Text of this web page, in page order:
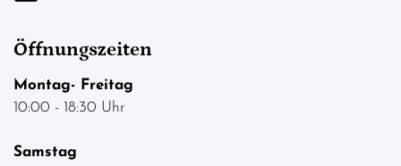
Öffnungszeiten
Montag- Freitag
10:00 - 18:30 Uhr
Samstag